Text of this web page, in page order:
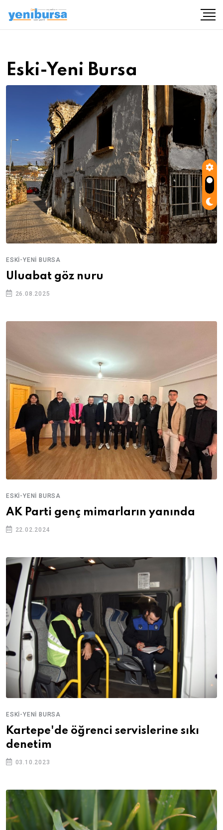
Eski-Yeni Bursa
ESKI-YENI BURSA
Uluabat göz nuru
26.08.2025
ESKI-YENI BURSA
AK Parti genç mimarların yanında
22.02.2024
ESKI-YENI BURSA
Kartepe'de öğrenci servislerine sıkı
denetim
03.10.2023